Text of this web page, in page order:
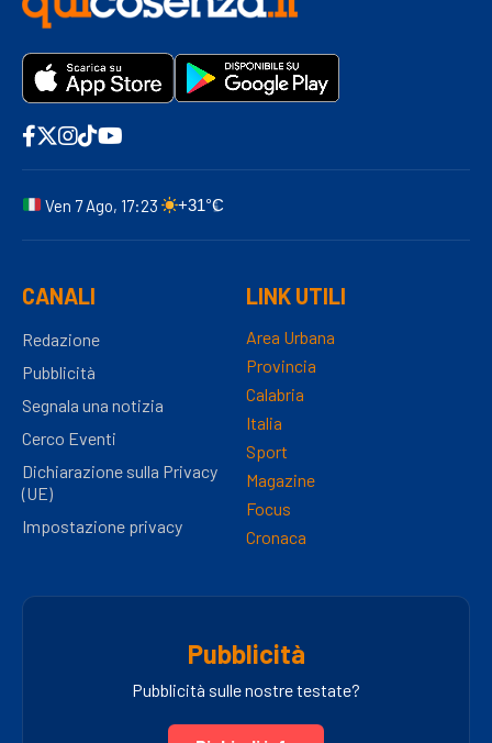
Ven 7 Ago, 17:23 +31°C
CANALI
Redazione
Pubblicità
Segnala una notizia
Cerco Eventi
Dichiarazione sulla Privacy
(UE)
Impostazione privacy
LINK UTILI
Area Urbana
Provincia
Calabria
Italia
Sport
Magazine
Focus
Cronaca
Pubblicità
Pubblicità sulle nostre testate?